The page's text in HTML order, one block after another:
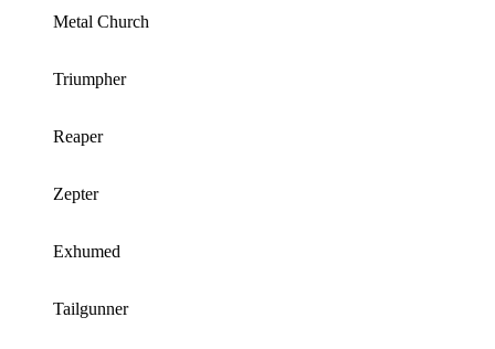
Metal Church
Triumpher
Reaper
Zepter
Exhumed
Tailgunner